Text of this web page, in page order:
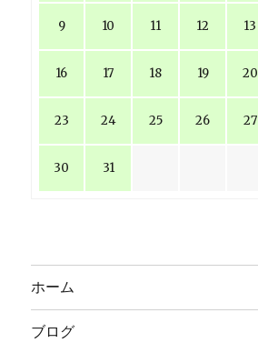
9 10 11 12 13
16 17 18 19 20
23 24 25 26 27
30 31
ホーム
ブログ